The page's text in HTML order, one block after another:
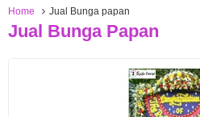
Home Jual Bunga papan
Jual Bunga Papan